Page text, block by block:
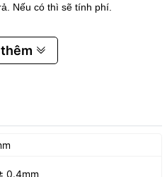
Nếu có thì sẽ tính phí.
0.4mm